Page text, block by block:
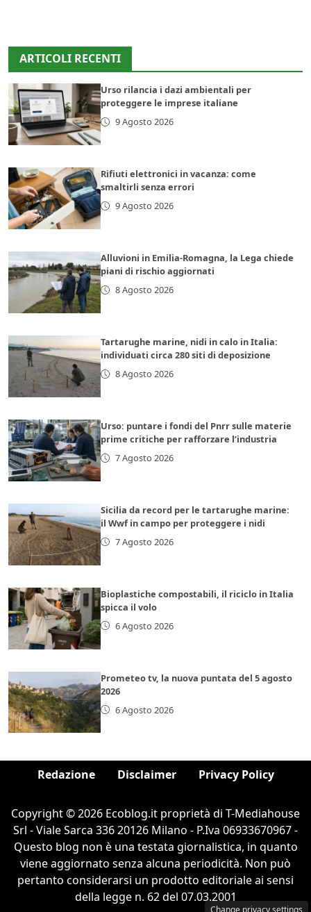
ARTICOLI RECENTI
Urso rilancia i dazi ambientali per
proteggere le imprese italiane
9 Agosto 2026
Rifiuti elettronici in vacanza: come
smaltirli senza errori
9 Agosto 2026
Alluvioni in Emilia-Romagna, la Lega chiede
piani di rischio aggiornati
8 Agosto 2026
Tartarughe marine, nidi in calo in Italia:
individuati circa 280 siti di deposizione
8 Agosto 2026
Urso: puntare i fondi del Pnrr sulle materie
prime critiche per rafforzare l’industria
7 Agosto 2026
Sicilia da record per le tartarughe marine:
il Wwf in campo per proteggere i nidi
7 Agosto 2026
Bioplastiche compostabili, il riciclo in Italia
spicca il volo
6 Agosto 2026
Prometeo tv, la nuova puntata del 5 agosto
2026
6 Agosto 2026
Redazione Disclaimer Privacy Policy
Copyright © 2026 Ecoblog.it proprietà di T-Mediahouse
Srl - Viale Sarca 336 20126 Milano - P.Iva 06933670967 -
Questo blog non è una testata giornalistica, in quanto
viene aggiornato senza alcuna periodicità. Non può
pertanto considerarsi un prodotto editoriale ai sensi
della legge n. 62 del 07.03.2001
Change privacy settings